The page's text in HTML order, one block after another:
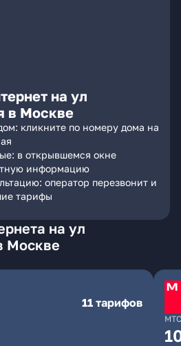
на ул
в Москве
кликните по номеру дома на
в открывшемся окне
информацию
оператор перезвонит и
тарифы
на ул
Москве
11 тарифов
МТС